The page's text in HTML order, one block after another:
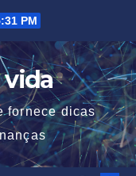
PM
vida
fornece dicas